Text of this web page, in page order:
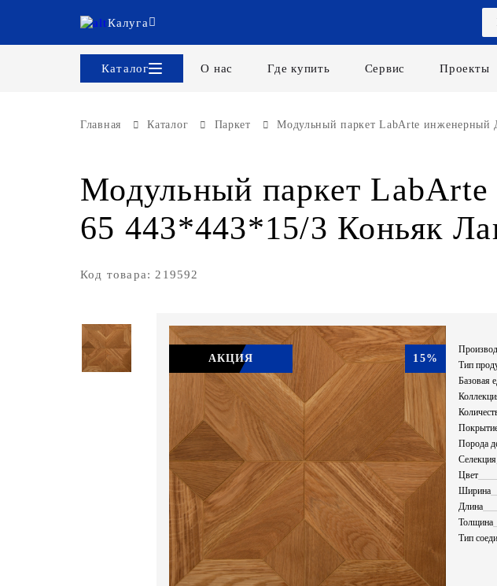
Калуга
Каталог О нас Где купить Сервис Проекты
Главная Каталог Паркет Модульный паркет LabArte
Модульный паркет
65 443*443*15/3 Коньяк
Код товара: 219592
АКЦИЯ 15%
Тип
Базовая
Порода
Селекция
Цвет
Ширина
Длина
Толщина
Тип